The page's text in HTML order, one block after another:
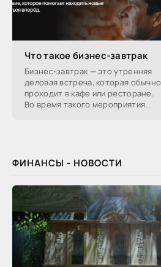
Что такое бизнес-завтрак
Бизнес-завтрак — это утренняя
деловая встреча, которая обычно
проходит в кафе или ресторане.
Во время такого мероприятия
ФИНАНСЫ - НОВОСТИ